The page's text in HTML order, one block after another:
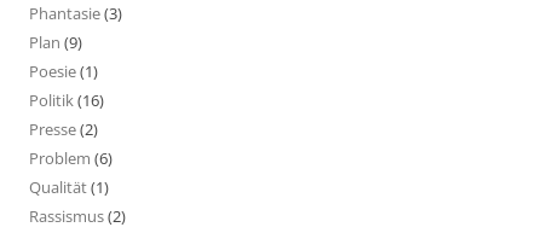
Phantasie(3)
Plan (9)
Poesie(1)
Politik(16)
Presse(2)
Problem (6)
Qualität(1)
Rassismus(2)